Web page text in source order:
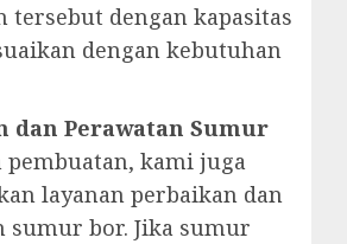
tersebut dengan kapasitas
dengan kebutuhan
dan Perawatan Sumur
pembuatan, kami juga
layanan perbaikan dan
sumur bor. Jika sumur